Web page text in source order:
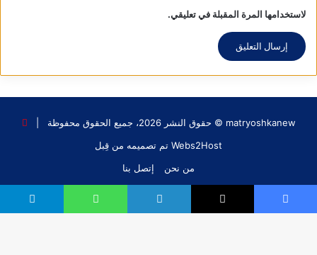
لاستخدامها المرة المقبلة في تعليقي.
matryoshkanew © حقوق النشر 2026، جميع الحقوق محفوظة |
Webs2Host تم تصميمه من قِبل
من نحن
إتصل بنا
فيسبوك يوتيوب انستقرام‫TikTok واتساب
فيسبوك X لينكدإن واتساب تيلقرام